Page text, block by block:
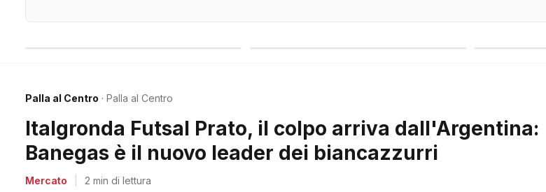
Palla al Centro · Palla al Centro
Arpi Nova, il colpo dell'estate è servito: arriva Riccardo
Berti, il re dei bomber toscani
Mercato 2 min di lettura